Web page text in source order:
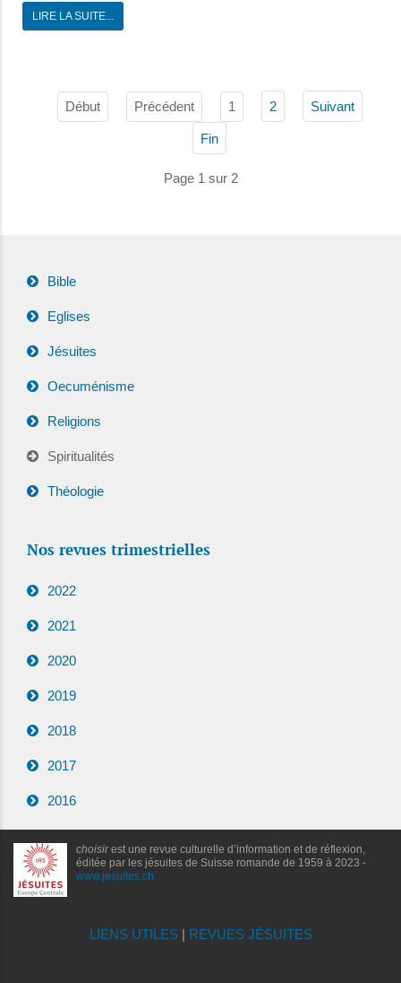
LIRE LA SUITE...
Début Précédent 1 2 Suivant
Fin
Page 1 sur 2
Bible
Eglises
Jésuites
Oecuménisme
Religions
Spiritualités
Théologie
Nos revues trimestrielles
2022
2021
2020
2019
2018
2017
2016
choisirest une revue culturelle d’information et de réflexion,
éditée par les jésuites de Suisse romande de 1959 à 2023 -
www.jesuites.ch
LIENS UTILES| REVUES JÉSUITES